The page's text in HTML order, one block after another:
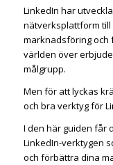
LinkedIn har
nätverksplattform till
marknadsföring och
världen över
målgrupp.
Men för att lyckas
och bra verktyg för
I den här guiden får
LinkedIn-verktygen
och förbättra dina